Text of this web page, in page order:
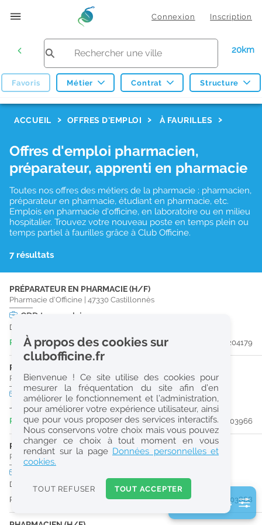
Connexion Inscription
20km
Favoris Métier Contrat Structure
Réinitialiser
2
0
k
Consulter les offres de la France d'outre-mer
ACCUEIL OFFRES D'EMPLOI À FAURILLES
Offres d'emploi pharmacien,
préparateur, apprenti en pharmacie
Toutes nos offres des métiers de la pharmacie : pharmacien,
préparateur en pharmacie, étudiant en pharmacie, etc.
Emplois en pharmacie d'officine, en laboratoire ou en milieu
hospitalier. Trouvez votre nouveau poste en temps plein ou
temps partiel à faurilles grâce à Club Officine.
7 résultats
PRÉPARATEUR EN PHARMACIE (H/F)
Pharmacie d'Officine 47330 Castillonnès
CDD temps plein
Du 30/09/26 au 30/03/27
Publiée il y a 3 jour(s)
#204179
PRÉPARATEUR EN PHARMACIE (H/F)
Pharmacie d'Officine|24150Lalinde
CDD temps plein
Jusqu'au 27/08/26
Publiée il y a 7 jour(s)
#203966
PHARMACIEN (H/F)
Pharmacie d'Officine 24540 Monpazier
Dès que possible
Publiée il y a 8 jour(s)
#203888
2 filtre(s) actifs
À propos des cookies sur
clubofficine.fr
Bienvenue ! Ce site utilise des cookies pour
mesurer la fréquentation du site afin d’en
améliorer le fonctionnement et l’administration,
pour améliorer votre expérience utilisateur, ainsi
que pour vous proposer des services interactifs.
Nous conservons votre choix mais vous pouvez
changer ce choix à tout moment en vous
rendant sur la page Données personnelles et
cookies.
TOUT REFUSER TOUT ACCEPTER